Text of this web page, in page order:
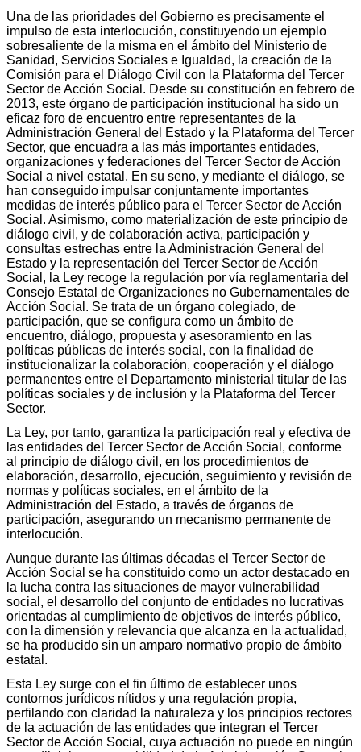
Una de las prioridades del Gobierno es precisamente el
impulso de esta interlocución, constituyendo un ejemplo
sobresaliente de la misma en el ámbito del Ministerio de
Sanidad, Servicios Sociales e Igualdad, la creación de la
Comisión para el Diálogo Civil con la Plataforma del Tercer
Sector de Acción Social. Desde su constitución en febrero de
2013, este órgano de participación institucional ha sido un
eficaz foro de encuentro entre representantes de la
Administración General del Estado y la Plataforma del Tercer
Sector, que encuadra a las más importantes entidades,
organizaciones y federaciones del Tercer Sector de Acción
Social a nivel estatal. En su seno, y mediante el diálogo, se
han conseguido impulsar conjuntamente importantes
medidas de interés público para el Tercer Sector de Acción
Social. Asimismo, como materialización de este principio de
diálogo civil, y de colaboración activa, participación y
consultas estrechas entre la Administración General del
Estado y la representación del Tercer Sector de Acción
Social, la Ley recoge la regulación por vía reglamentaria del
Consejo Estatal de Organizaciones no Gubernamentales de
Acción Social. Se trata de un órgano colegiado, de
participación, que se configura como un ámbito de
encuentro, diálogo, propuesta y asesoramiento en las
políticas públicas de interés social, con la finalidad de
institucionalizar la colaboración, cooperación y el diálogo
permanentes entre el Departamento ministerial titular de las
políticas sociales y de inclusión y la Plataforma del Tercer
Sector.
La Ley, por tanto, garantiza la participación real y efectiva de
las entidades del Tercer Sector de Acción Social, conforme
al principio de diálogo civil, en los procedimientos de
elaboración, desarrollo, ejecución, seguimiento y revisión de
normas y políticas sociales, en el ámbito de la
Administración del Estado, a través de órganos de
participación, asegurando un mecanismo permanente de
interlocución.
Aunque durante las últimas décadas el Tercer Sector de
Acción Social se ha constituido como un actor destacado en
la lucha contra las situaciones de mayor vulnerabilidad
social, el desarrollo del conjunto de entidades no lucrativas
orientadas al cumplimiento de objetivos de interés público,
con la dimensión y relevancia que alcanza en la actualidad,
se ha producido sin un amparo normativo propio de ámbito
estatal.
Esta Ley surge con el fin último de establecer unos
contornos jurídicos nítidos y una regulación propia,
perfilando con claridad la naturaleza y los principios rectores
de la actuación de las entidades que integran el Tercer
Sector de Acción Social, cuya actuación no puede en ningún